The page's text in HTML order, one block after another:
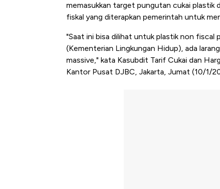
memasukkan target pungutan cukai plastik
fiskal yang diterapkan pemerintah untuk
"Saat ini bisa dilihat untuk plastik non fiscal
(Kementerian Lingkungan Hidup), ada
massive," kata Kasubdit Tarif Cukai dan
Kantor Pusat DJBC, Jakarta, Jumat (10/1/